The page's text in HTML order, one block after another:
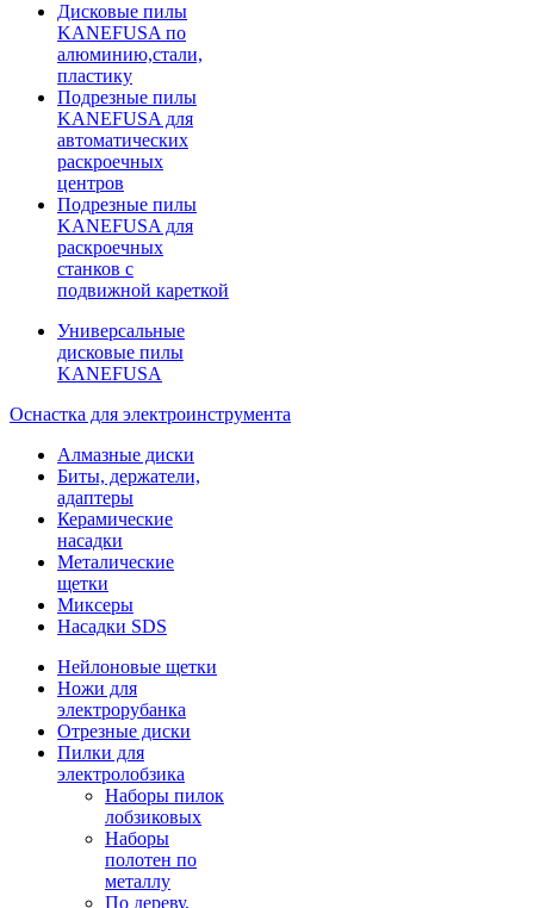
Дисковые пилы
KANEFUSA по
алюминию,стали,
пластику
Подрезные пилы
KANEFUSA для
автоматических
раскроечных
центров
Подрезные пилы
KANEFUSA для
раскроечных
станков с
подвижной кареткой
Универсальные
дисковые пилы
KANEFUSA
Оснастка для электроинструмента
Алмазные диски
Биты, держатели,
адаптеры
Керамические
насадки
Металические
щетки
Миксеры
Насадки SDS
Нейлоновые щетки
Ножи для
электрорубанка
Отрезные диски
Пилки для
электролобзика
Наборы пилок
лобзиковых
Наборы
полотен по
металлу
По дереву,